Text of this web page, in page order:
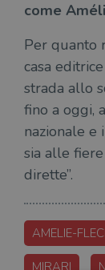
come
Per quanto
casa
strada allo
fino a oggi,
nazionale e
sia alle
dirette”.
AMELIE-
MIRARI